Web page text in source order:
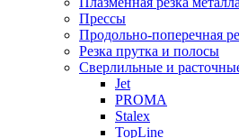
Прессы
Продольно-поперечная
Резка прутка и полосы
Сверлильные и
Jet
PROMA
Stalex
TopLine